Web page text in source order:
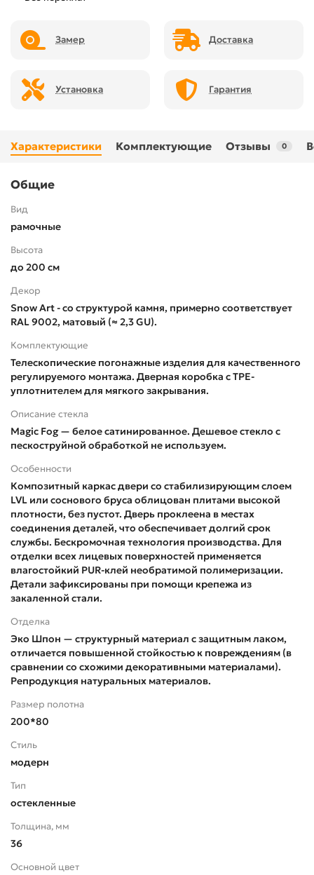
Замер Доставка
Установка Гарантия
Характеристики Комплектующие Отзывы 0
Общие
Вид
рамочные
Высота
до 200 см
Декор
Snow Art - со структурой камня, примерно соответствует
RAL 9002, матовый (≈ 2,3 GU).
Комплектующие
Телескопические погонажные изделия для качественного
регулируемого монтажа. Дверная коробка с TPE-
уплотнителем для мягкого закрывания.
Описание стекла
Magic Fog — белое сатинированное. Дешевое стекло с
пескоструйной обработкой не используем.
Особенности
Композитный каркас двери со стабилизирующим слоем
LVL или соснового бруса облицован плитами высокой
плотности, без пустот. Дверь проклеена в местах
соединения деталей, что обеспечивает долгий срок
службы. Бескромочная технология производства. Для
отделки всех лицевых поверхностей применяется
влагостойкий PUR-клей необратимой полимеризации.
Детали зафиксированы при помощи крепежа из
закаленной стали.
Отделка
Эко Шпон — структурный материал с защитным лаком,
отличается повышенной стойкостью к повреждениям (в
сравнении со схожими декоративными материалами).
Репродукция натуральных материалов.
Размер полотна
200*80
Стиль
модерн
Тип
остекленные
Толщина, мм
36
Основной цвет